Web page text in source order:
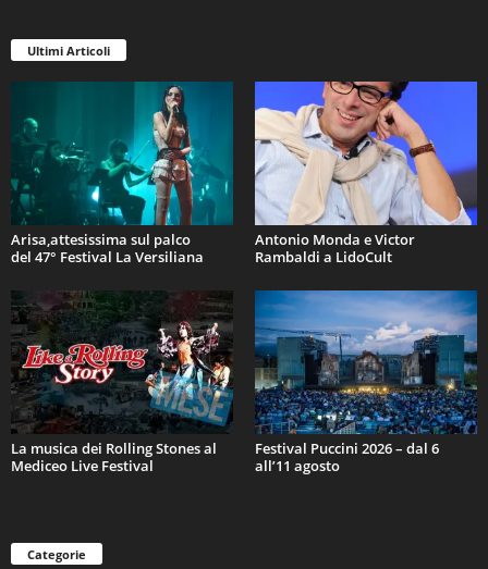
Ultimi Articoli
Arisa,attesissima sul palco
del 47° Festival La Versiliana
Antonio Monda e Victor
Rambaldi a LidoCult
La musica dei Rolling Stones al
Mediceo Live Festival
Festival Puccini 2026 – dal 6
all’11 agosto
Categorie